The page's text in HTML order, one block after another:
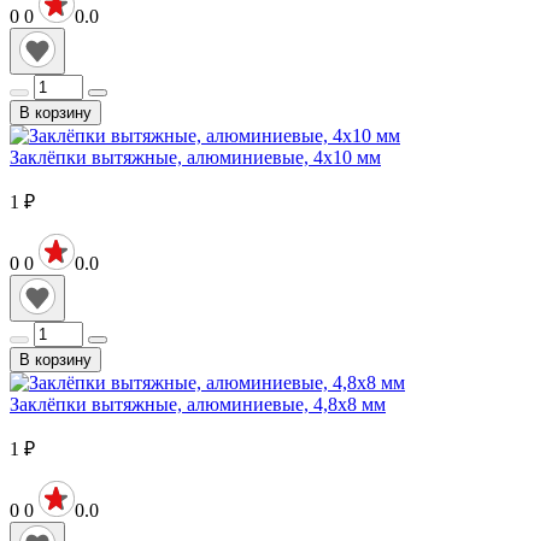
0 0 0.0
В корзину
Заклёпки вытяжные, алюминиевые, 4х10 мм
1 ₽
0 0 0.0
В корзину
Заклёпки вытяжные, алюминиевые, 4,8х8 мм
1 ₽
0 0 0.0